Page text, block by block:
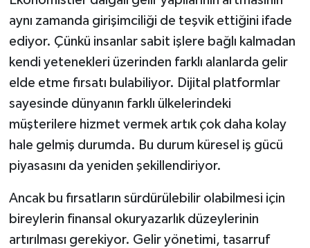
aynı zamanda girişimciliği de teşvik ettiğini ifade
ediyor. Çünkü insanlar sabit işlere bağlı kalmadan
kendi yetenekleri üzerinden farklı alanlarda gelir
elde etme fırsatı bulabiliyor. Dijital platformlar
sayesinde dünyanın farklı ülkelerindeki
müşterilere hizmet vermek artık çok daha kolay
hale gelmiş durumda. Bu durum küresel iş gücü
piyasasını da yeniden şekillendiriyor.
Ancak bu fırsatların sürdürülebilir olabilmesi için
bireylerin finansal okuryazarlık düzeylerinin
artırılması gerekiyor. Gelir yönetimi, tasarruf